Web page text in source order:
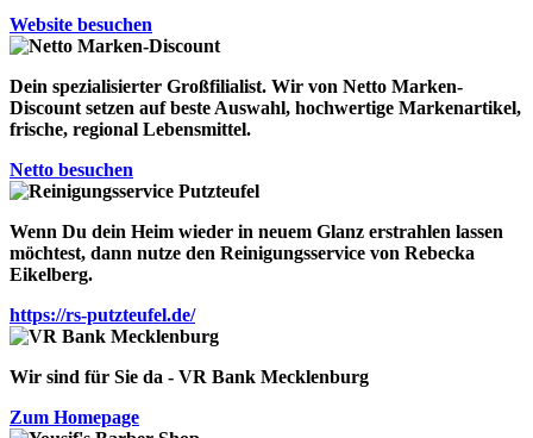
Website besuchen
Dein spezialisierter Großfilialist. Wir von Netto Marken-
Discount setzen auf beste Auswahl, hochwertige Markenartikel,
frische, regional Lebensmittel.
Netto besuchen
Wenn Du dein Heim wieder in neuem Glanz erstrahlen lassen
möchtest, dann nutze den Reinigungsservice von Rebecka
Eikelberg.
https://rs-putzteufel.de/
Wir sind für Sie da - VR Bank Mecklenburg
Zum Homepage